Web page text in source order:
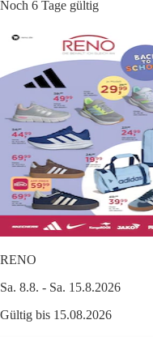
Noch 6 Tage gültig
RENO
Sa. 8.8. - Sa. 15.8.2026
Gültig bis 15.08.2026